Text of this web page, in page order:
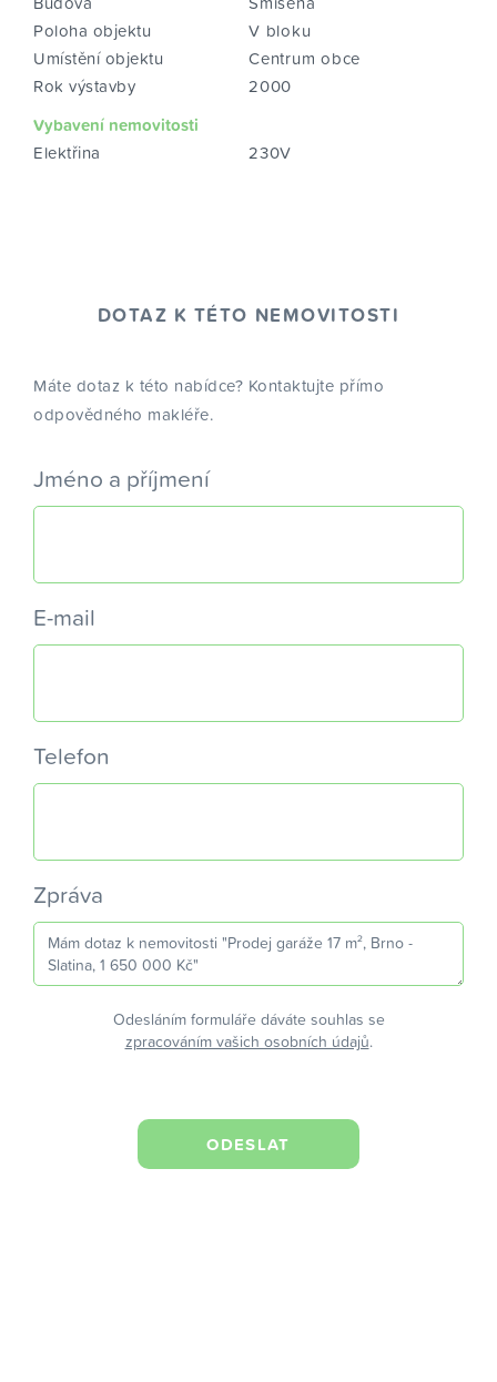
Poloha objektu
V bloku
Umístění objektu
Centrum obce
Rok výstavby
2000
Vybavení nemovitosti
Elektřina
230V
DOTAZ K TÉTO NEMOVITOSTI
Máte dotaz k této nabídce? Kontaktujte přímo
odpovědného makléře.
Jméno a příjmení
E-mail
Telefon
Zpráva
Odesláním formuláře dáváte souhlas se
zpracováním vašich osobních údajů.